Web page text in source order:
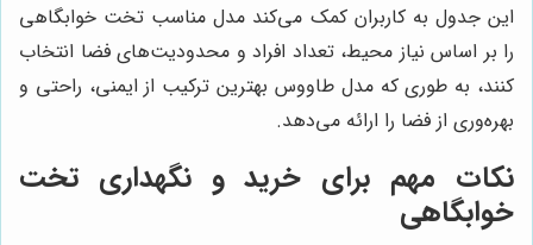
این جدول به کاربران کمک می‌کند مدل مناسب تخت خوابگاهی
را بر اساس نیاز محیط، تعداد افراد و محدودیت‌های فضا انتخاب
کنند، به طوری که مدل طاووس بهترین ترکیب از ایمنی، راحتی و
بهره‌وری از فضا را ارائه می‌دهد.
نکات مهم برای خرید و نگهداری تخت
خوابگاهی